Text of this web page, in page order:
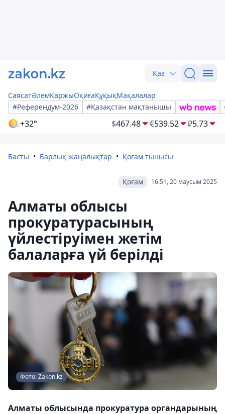
Қаз
СаясатӘлемҚаржыОқиғаҚұқықМақалалар
#Референдум-2026
#Қазақстан мақтанышы
+32° $467.48 €539.52 ₽5.73
Басты Барлық жаңалықтар Қоғам тынысы
16:51, 20 маусым 2025
Қоғам
Алматы облысы
прокуратурасының
үйлестіруімен жетім
балаларға үй берілді
Фото: Zakon.kz
Алматы облысында прокуратура органдарының